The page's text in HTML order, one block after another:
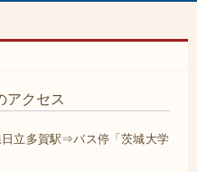
アクセス
日立多賀駅⇒バス停「茨城大学